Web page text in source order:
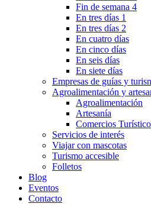
Fin de semana 4
En tres días 1
En tres días 2
En cuatro días
En cinco días
En seis días
En siete días
Empresas de guías y
Agroalimentación y
Agroalimentación
Artesanía
Comercios
Servicios de interés
Viajar con mascotas
Turismo accesible
Folletos
Blog
Eventos
Contacto